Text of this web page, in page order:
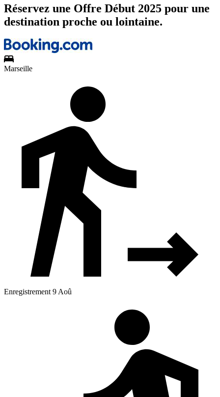
Réservez une Offre Début 2025 pour une
destination proche ou lointaine.
Marseille
Enregistrement 9 Aoû